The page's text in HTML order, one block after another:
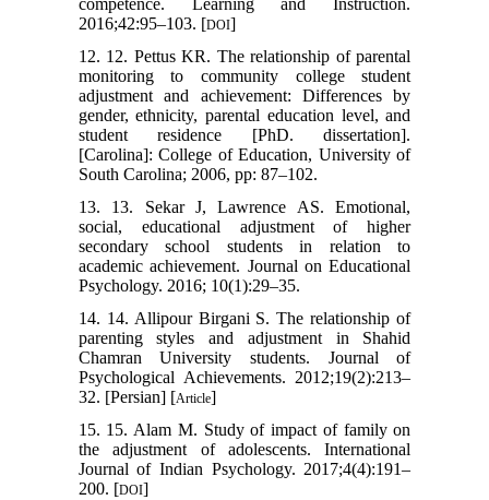
competence. Learning and Instruction.
2016;42:95–103. [DOI]
12. 12. Pettus KR. The relationship of parental
monitoring to community college student
adjustment and achievement: Differences by
gender, ethnicity, parental education level, and
student residence [PhD. dissertation].
[Carolina]: College of Education, University of
South Carolina; 2006, pp: 87–102.
13. 13. Sekar J, Lawrence AS. Emotional,
social, educational adjustment of higher
secondary school students in relation to
academic achievement. Journal on Educational
Psychology. 2016; 10(1):29–35.
14. 14. Allipour Birgani S. The relationship of
parenting styles and adjustment in Shahid
Chamran University students. Journal of
Psychological Achievements. 2012;19(2):213–
32. [Persian] [Article]
15. 15. Alam M. Study of impact of family on
the adjustment of adolescents. International
Journal of Indian Psychology. 2017;4(4):191–
200. [DOI]